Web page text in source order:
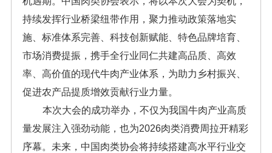
持续发挥行业桥梁纽带作用，聚力推动政策落地实
施、标准体系完善、科技创新赋能、特色品牌培育、
市场消费提振，携手全行业同仁共建高品质、高效
率、高价值的现代牛肉产业体系，为助力乡村振兴、
促进农产品提质增效贡献行业力量。
本次大会的成功举办，不仅为我国牛肉产业高质
量发展注入强劲动能，也为2026肉类消费周拉开精彩
序幕。未来，中国肉类协会将持续搭建高水平行业交